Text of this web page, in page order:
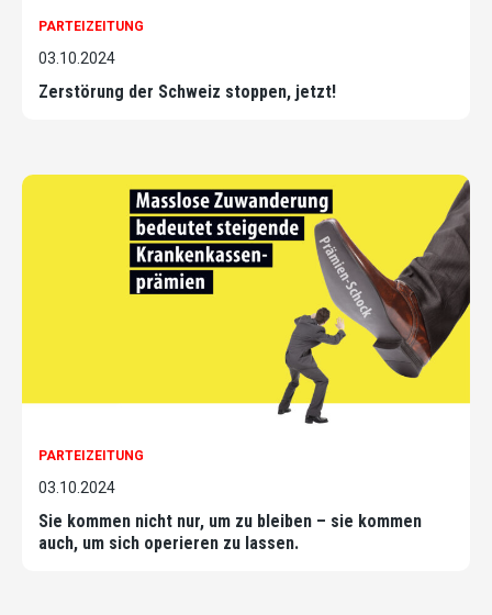
PARTEIZEITUNG
03.10.2024
Zerstörung der Schweiz stoppen, jetzt!
PARTEIZEITUNG
03.10.2024
Sie kommen nicht nur, um zu bleiben – sie kommen
auch, um sich operieren zu lassen.